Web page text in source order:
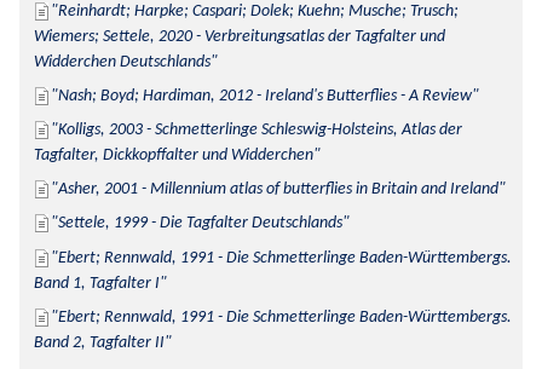
Reinhardt; Harpke; Caspari; Dolek; Kuehn; Musche; Trusch;
Wiemers; Settele, 2020 - Verbreitungsatlas der Tagfalter und
Widderchen Deutschlands
Nash; Boyd; Hardiman, 2012 - Ireland's Butterflies - A Review
Kolligs, 2003 - Schmetterlinge Schleswig-Holsteins, Atlas der
Tagfalter, Dickkopffalter und Widderchen
Asher, 2001 - Millennium atlas of butterflies in Britain and Ireland
Settele, 1999 - Die Tagfalter Deutschlands
Ebert; Rennwald, 1991 - Die Schmetterlinge Baden-Württembergs.
Band 1, Tagfalter I
Ebert; Rennwald, 1991 - Die Schmetterlinge Baden-Württembergs.
Band 2, Tagfalter II